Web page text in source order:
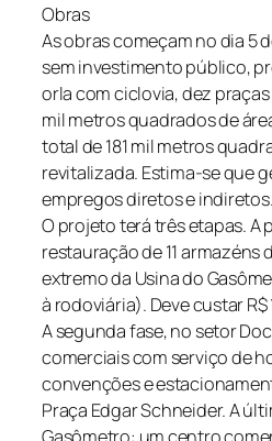
Obras
As obras começam no dia 5
sem investimento público,
orla com ciclovia, dez praças
mil metros quadrados de
total de 181 mil metros
revitalizada. Estima-se que
empregos diretos e indiretos.
O projeto terá três etapas. A
restauração de 11 armazéns
extremo da Usina do
à rodoviária). Deve custar R$
A segunda fase, no setor
comerciais com serviço de
convenções e
Praça Edgar Schneider. A